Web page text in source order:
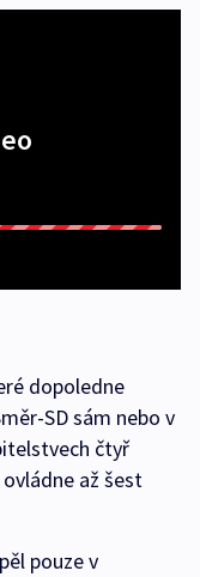
dopoledne
SD sám nebo v
čtyř
až šest
pouze v